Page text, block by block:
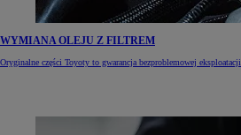
WYMIANA OLEJU Z FILTREM
Oryginalne części Toyoty to gwarancja bezproblemowej eksploatacji